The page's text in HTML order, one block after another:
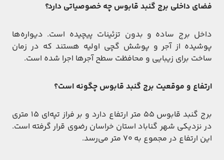
فضای داخلی برج گنبد قابوس چه خصوصیاتی دارد؟
داخل برج ساده و بدون تزئینات پیچیده است. دیواره‌ها
پوشیده از آجر و پوشش گچی اولیه هستند که در زمان
ساخت برای زیبایی و محافظت سطح آجرها اجرا شده است.
ارتفاع و موقعیت برج گنبد قابوس چگونه است؟
برج گنبد قابوس ۵۵ متر ارتفاع دارد و بر فراز تپه‌ای ۱۵ متری
در نزدیکی شهر گناباد استان خراسان رضوی قرار گرفته است.
این ارتفاع در مجموع به ۷۰ متر می‌رسد.